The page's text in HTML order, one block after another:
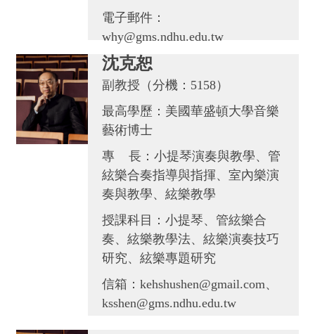
電子郵件：
why@gms.ndhu.edu.tw
沈克恕
副教授（分機：5158）
最高學歷：美國華盛頓大學音樂
藝術博士
專 長：小提琴演奏與教學、管
絃樂合奏指導與指揮、室內樂演
奏與教學、絃樂教學
授課科目：小提琴、管絃樂合
奏、絃樂教學法、絃樂演奏技巧
研究、絃樂專題研究
信箱：kehshushen@gmail.com、
ksshen@gms.ndhu.edu.tw